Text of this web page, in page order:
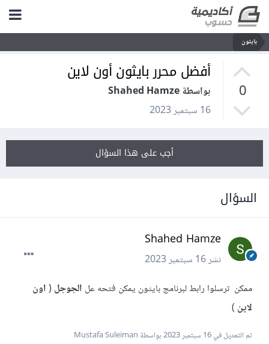
بايثون
0
أفضل محرر بايثون أون لاين
بواسطة Shahed Hamze
16 سبتمبر 2023
أجب على هذا السؤال
السؤال
Shahed Hamze
نشر16 سبتمبر 2023
ممكن ترسلوا رابط لبرنامج بايثون يمكن فتحه عل الجوجل(اون
لاين)
تم التعديل في16 سبتمبر 2023
بواسطة Mustafa Suleiman